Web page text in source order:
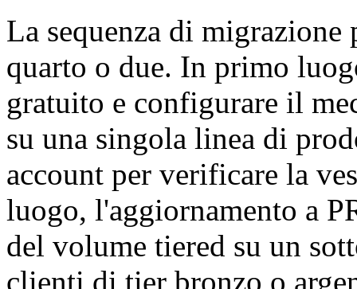
La sequenza di migrazione
quarto o due. In primo
gratuito e configurare il
su una singola linea di
account per verificare la
luogo, l'aggiornamento a
del volume tiered su un
clienti di tier bronzo o